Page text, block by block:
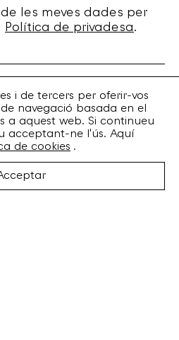
les meves dades per
Política de privadesa.
Local 1
i de tercers per oferir-vos
navegació basada en el
a aquest web. Si continueu
acceptant-ne l'ús. Aquí
de cookies .